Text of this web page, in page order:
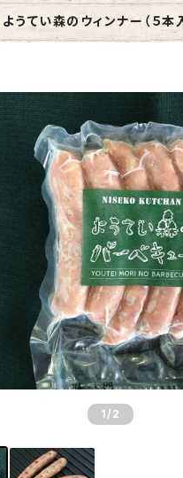
ようてい森のウィンナー（５本
倶知安町 ジンギスカンのお取
1 /2